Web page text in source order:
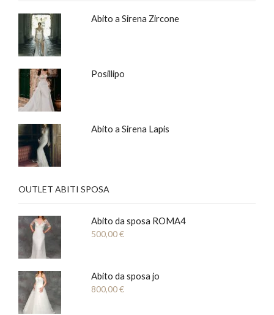
Abito a Sirena Zircone
Posillipo
Abito a Sirena Lapis
OUTLET ABITI SPOSA
Abito da sposa ROMA4
500,00€
Abito da sposa jo
800,00€